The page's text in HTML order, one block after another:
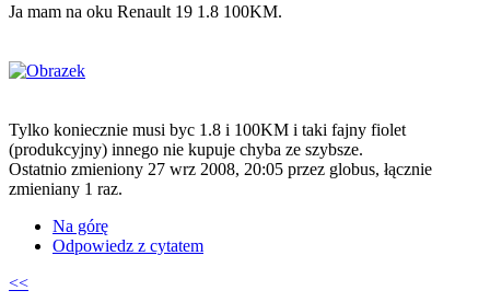
Ja mam na oku Renault 19 1.8 100KM.
Tylko koniecznie musi byc 1.8 i 100KM i taki fajny fiolet
(produkcyjny) innego nie kupuje chyba ze szybsze.
Ostatnio zmieniony 27 wrz 2008, 20:05 przez globus, łącznie
zmieniany 1 raz.
Na górę
Odpowiedz z cytatem
<<